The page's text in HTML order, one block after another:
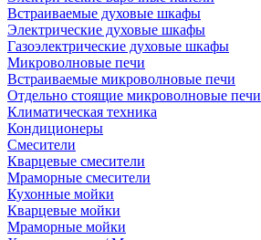
Встраиваемые духовые шкафы
Электрические духовые шкафы
Газоэлектрические духовые шкафы
Микроволновые печи
Встраиваемые микроволновые печи
Отдельно стоящие микроволновые печи
Климатическая техника
Кондиционеры
Смесители
Кварцевые смесители
Мраморные смесители
Кухонные мойки
Кварцевые мойки
Мраморные мойки